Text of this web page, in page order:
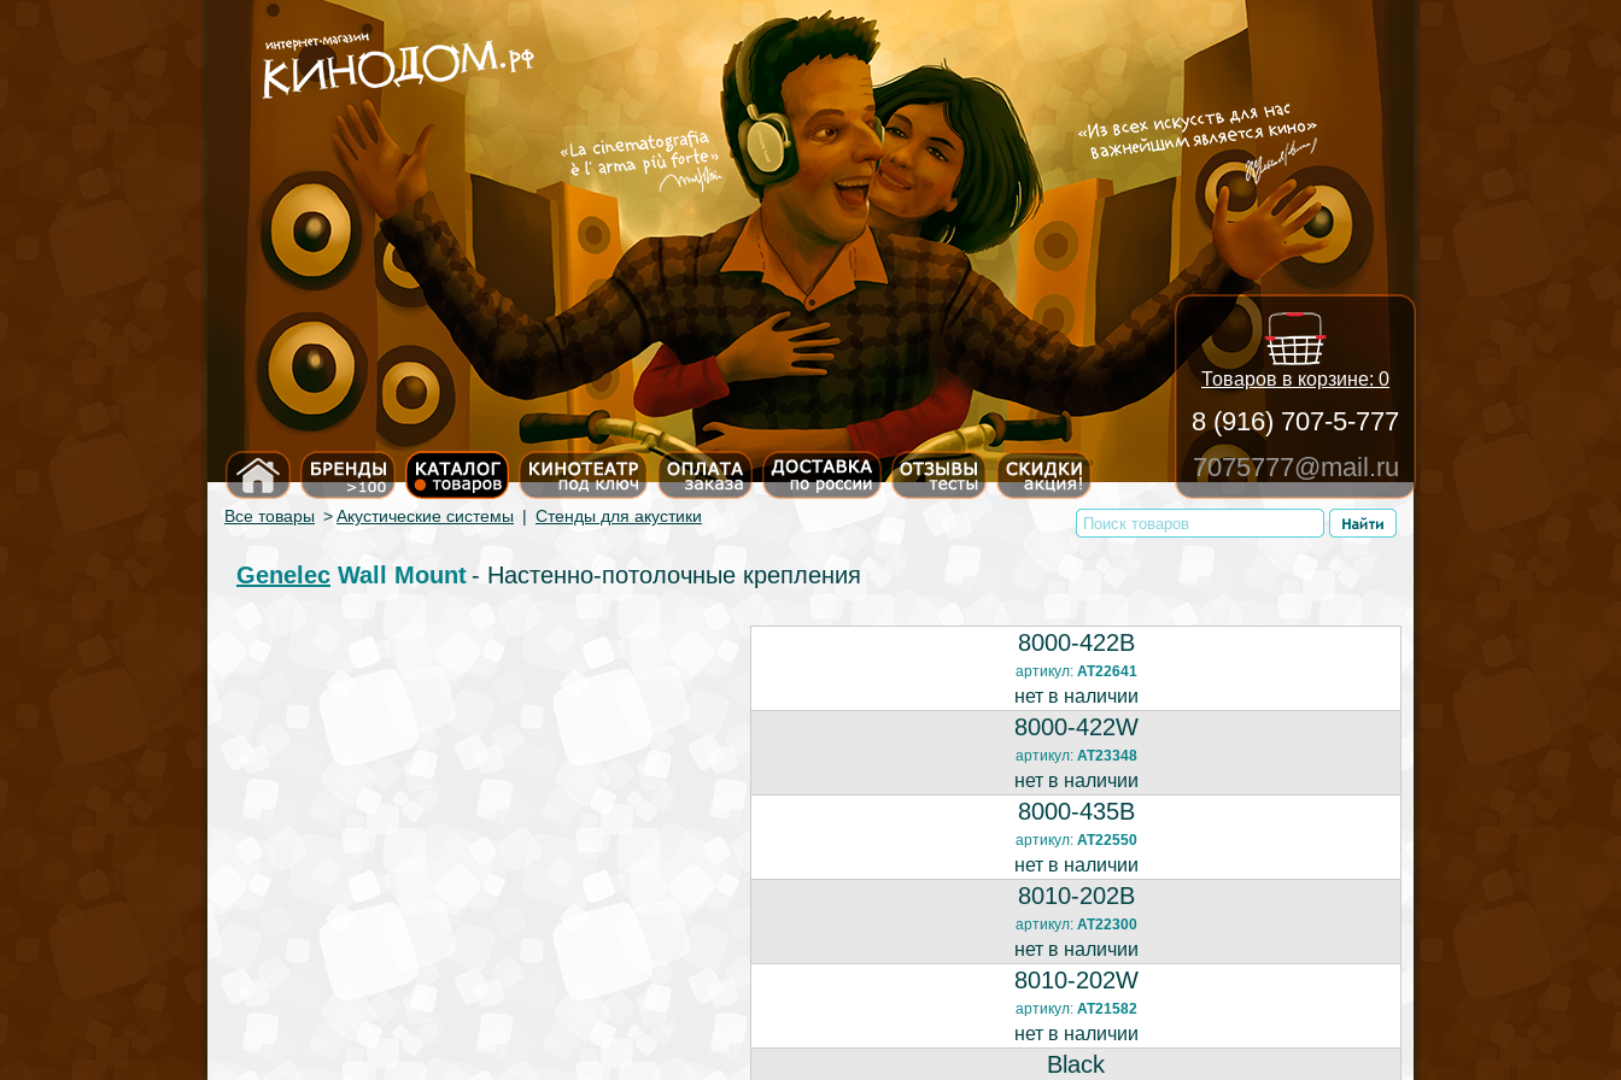
Товаров в корзине: 0
8 (916) 707-5-777
7075777@mail.ru
Все товары >Акустические системы | Стенды для акустики
Genelec Wall Mount- Настенно-потолочные крепления
8000-422B
артикул: AT22641
нет в наличии
8000-422W
артикул: AT23348
нет в наличии
8000-435B
артикул: AT22550
нет в наличии
8010-202B
артикул: AT22300
нет в наличии
8010-202W
артикул: AT21582
нет в наличии
Black